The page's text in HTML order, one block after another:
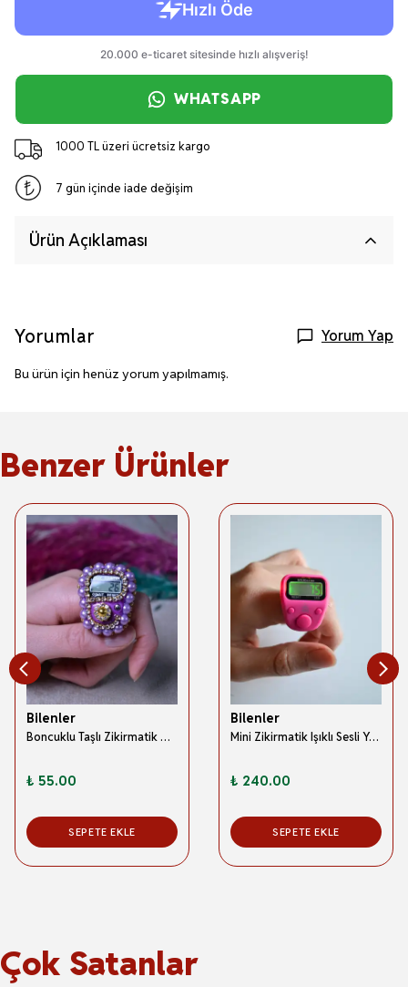
WHATSAPP
1000 TL üzeri ücretsiz kargo
7 gün içinde iade değişim
Ürün Açıklaması
Yorumlar Yorum Yap
Bu ürün için henüz yorum yapılmamış.
Benzer Ürünler
Bilenler
Boncuklu Taşlı Zikirmatik Mor
₺ 55.00
SEPETE EKLE
Bilenler
Mini Zikirmatik Işıklı Sesli Yüzük Zikirmatik Pembe
₺ 240.00
SEPETE EKLE
Çok Satanlar